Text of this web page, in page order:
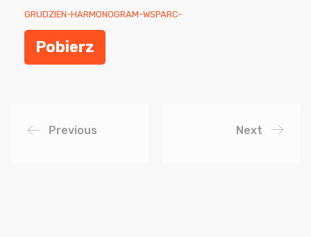
GRUDZIEN-HARMONOGRAM-WSPARC-
Pobierz
Previous Next